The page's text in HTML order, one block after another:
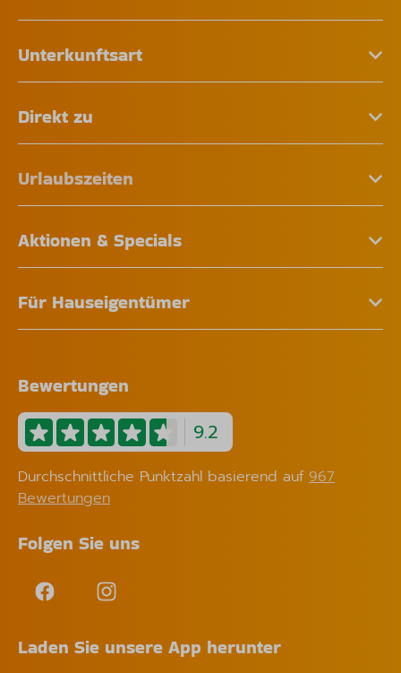
Unterkunftsart
Direkt zu
Urlaubszeiten
Aktionen & Specials
Für Hauseigentümer
Bewertungen
9.2
Durchschnittliche Punktzahl basierend auf 967
Bewertungen
Folgen Sie uns
Laden Sie unsere App herunter